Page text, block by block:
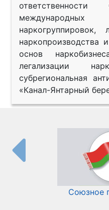
международных
наркогруппировок,
наркопроизводства
основ
легализации
субрегиональная
«Канал-Янтарный
Союзное